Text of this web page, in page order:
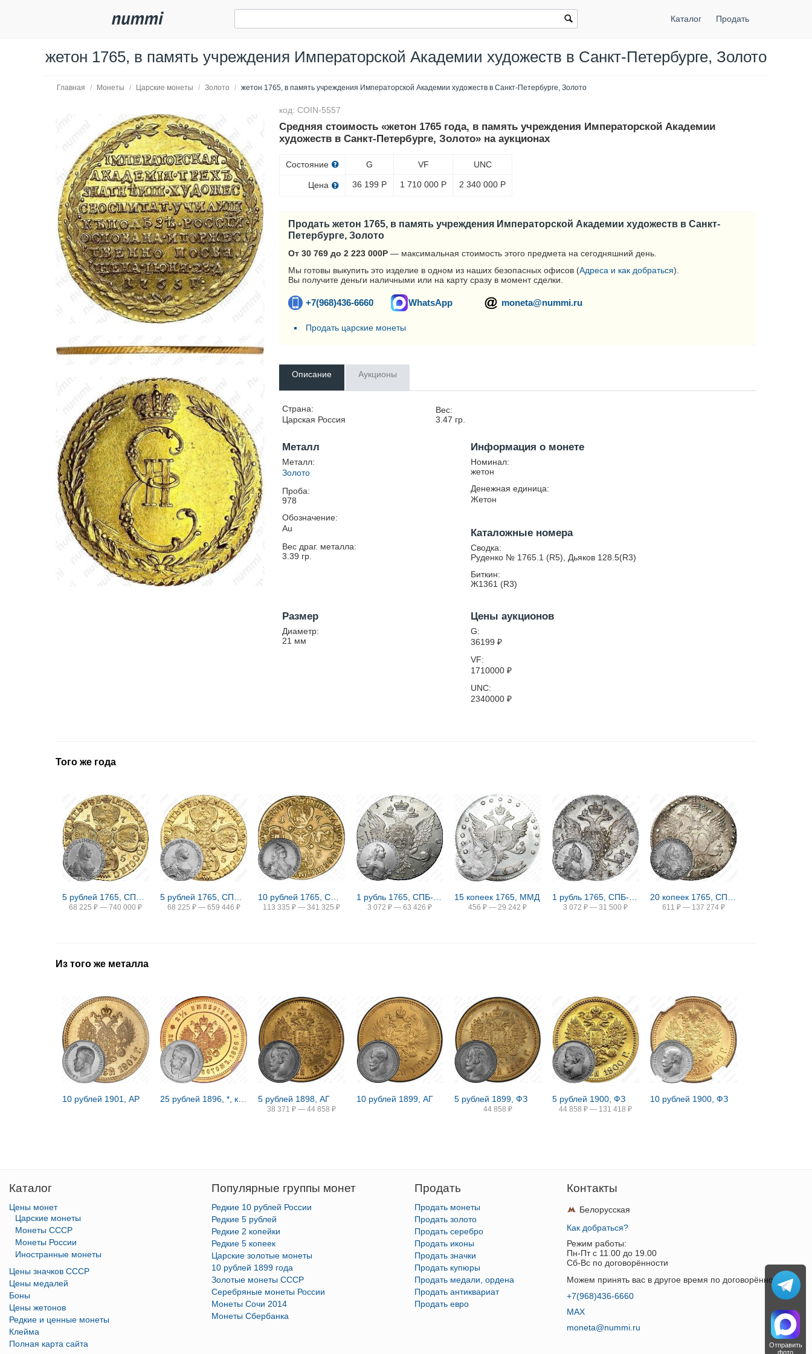
Каталог Продать
жетон 1765, в память учреждения Императорской Академии художеств в Санкт-Петербурге, Золото
Главная / Монеты / Царские монеты / Золото / жетон 1765, в память учреждения Императорской Академии художеств в Санкт-Петербурге, Золото
код: COIN-5557
Средняя стоимость «жетон 1765 года, в память учреждения Императорской Академии
художеств в Санкт-Петербурге, Золото» на аукционах
Состояние
Цена
G
36 199 Р
VF
1 710 000 Р
UNC
2 340 000 Р
Продать жетон 1765, в память учреждения Императорской Академии художеств в Санкт-
Петербурге, Золото
От 30 769 до 2 223 000Р — максимальная стоимость этого предмета на сегодняшний день.
Мы готовы выкупить это изделие в одном из наших безопасных офисов (Адреса и как добраться).
Вы получите деньги наличными или на карту сразу в момент сделки.
+7(968)436-6660 WhatsApp moneta@nummi.ru
Продать царские монеты
Описание Аукционы
Страна:
Царская Россия
Вес:
3.47 гр.
Металл
Металл:
Золото
Проба:
978
Обозначение:
Au
Вес драг. металла:
3.39 гр.
Информация о монете
Номинал:
жетон
Денежная единица:
Жетон
Каталожные номера
Сводка:
Руденко № 1765.1 (R5), Дьяков 128.5(R3)
Биткин:
Ж1361 (R3)
Размер
Диаметр:
21 мм
Цены аукционов
G:
36199 ₽
VF:
1710000 ₽
UNC:
2340000 ₽
Того же года
68 225 ₽ — 740 000 ₽ 68 225 ₽ — 659 446 ₽ 113 335 ₽ — 341 325 ₽ 3 072 ₽ — 63 426 ₽
15 копеек 1765, ММД
456 ₽ — 29 242 ₽ 3 072 ₽ — 31 500 ₽ 611 ₽ — 137 274 ₽
Из того же металла
10 рублей 1901, АР 5 рублей 1898, АГ
38 371 ₽ — 44 858 ₽
10 рублей 1899, АГ 5 рублей 1899, ФЗ
44 858 ₽
5 рублей 1900, ФЗ
44 858 ₽ — 131 418 ₽
10 рублей 1900, ФЗ
Каталог
Цены монет
Царские монеты
Монеты СССР
Монеты России
Иностранные монеты
Цены значков СССР
Цены медалей
Боны
Цены жетонов
Редкие и ценные монеты
Клейма
Полная карта сайта
Популярные группы монет
Редкие 10 рублей России
Редкие 5 рублей
Редкие 2 копейки
Редкие 5 копеек
Царские золотые монеты
10 рублей 1899 года
Золотые монеты СССР
Серебряные монеты России
Монеты Сочи 2014
Монеты Сбербанка
Продать
Продать монеты
Продать золото
Продать серебро
Продать иконы
Продать значки
Продать купюры
Продать медали, ордена
Продать антиквариат
Продать евро
Контакты
Белорусская
Как добраться?
Режим работы:
Пн-Пт c 11.00 до 19.00
Сб-Вс по договорённости
Можем принять вас в другое время по договорённости.
+7(968)436-6660
MAX
moneta@nummi.ru
Отправить
фото